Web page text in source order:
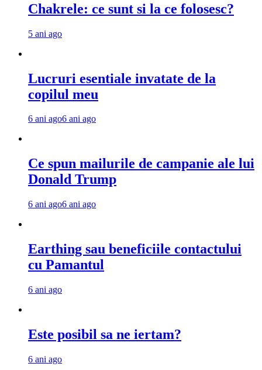
Chakrele: ce sunt si la ce folosesc?
5 ani ago
Lucruri esentiale invatate de la
copilul meu
6 ani ago6 ani ago
Ce spun mailurile de campanie ale lui
Donald Trump
6 ani ago6 ani ago
Earthing sau beneficiile contactului
cu Pamantul
6 ani ago
Este posibil sa ne iertam?
6 ani ago